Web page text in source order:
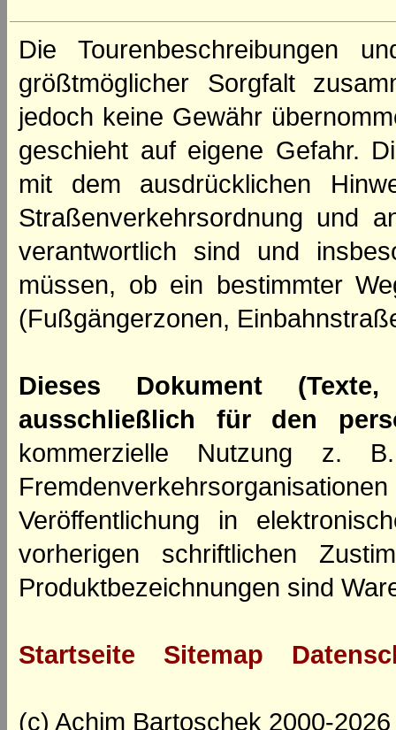
Die Tourenbeschreibungen
größtmöglicher Sorgfalt
jedoch keine Gewähr
geschieht auf eigene Gefahr.
mit dem ausdrücklichen
Straßenverkehrsordnung und
verantwortlich sind und
müssen, ob ein bestimmter
(Fußgängerzonen,
Dieses Dokument
ausschließlich für den
kommerzielle Nutzung z.
Veröffentlichung in
vorherigen schriftlichen
Produktbezeichnungen sind
Startseite Sitemap
(c) Achim Bartoschek 2000-2026